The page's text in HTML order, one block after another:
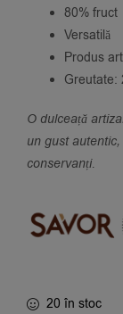
clienți
80% fruct
Versatilă
Produs
Greutate:
O dulceață
un gust
conservanți.
20 în stoc